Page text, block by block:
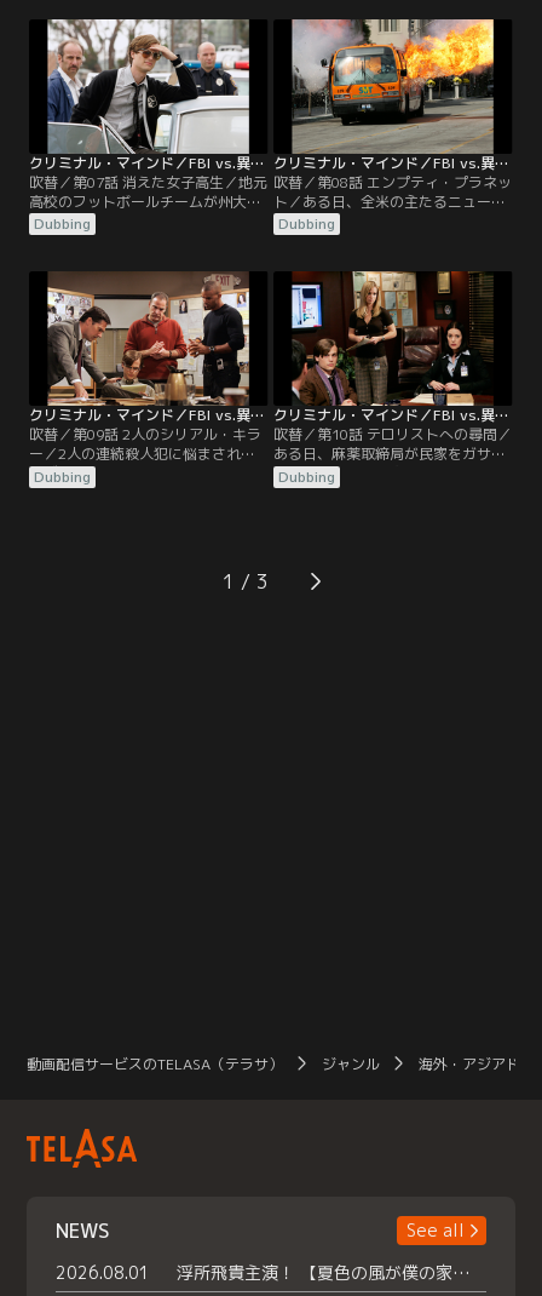
まるが、今度はターゲット層が30代
後半の女性になる。犯人が被害者の
留守番電話にメッセージを残してい
た。また、仕事に復帰後、エルの様
子がおかしいと気付いたリード
は…。
に命じ、その命令に憤慨するエル。
翌朝エルは…。そんな折、テキサス
州の平和な町で、子供ばかりを狙っ
た連続殺人事件が勃発する。FBIは当
面の安全対策のため、バディシステ
ムを推奨するが……。
クリミナル・マインド／FBI vs.異常犯罪 シーズン2 第07話／吹替
吹替／第07話 消えた女子高生／地元
高校のフットボールチームが州大会
の決勝戦に出場することになり、町
を挙げての応援で盛り上がる。決勝
少女が行方不明に。しかし応援に熱
心で、それどころではない地元関係
者。残された留守電から母親が誘拐
を疑うが、うつ病であることを理由
に周囲から相手にされず、BAUにコ
ンタクトを取ってきた…。
Dubbing
クリミナル・マインド／FBI vs.異常犯罪 シーズン2 第08話／吹替
吹替／第08話 エンプティ・プラネッ
ト／ある日、全米の主たるニュー
ス・ネットワークに同一内容の脅迫
電話がかけられる。内容は「すべて
というものだった。予告後まもなく
シアトルで、ローカルバスが爆破さ
れる。マスコミの情報を操作する
JJ。また、リードは犯人がかけてき
た電話から、SF小説を模倣したもの
であると気付く…。
Dubbing
クリミナル・マインド／FBI vs.異常犯罪 シーズン2 第09話／吹替
吹替／第09話 2人のシリアル・キラ
ー／2人の連続殺人犯に悩まされる
ミズーリ州セントルイス。白昼堂々
と女性を連れ去り、レイプして森に
せる、「ミル・クリーク・キラー」
と話題にあがらない、「ホロウマ
Dubbing
クリミナル・マインド／FBI vs.異常犯罪 シーズン2 第10話／吹替
吹替／第10話 テロリストへの尋問／
ある日、麻薬取締局が民家をガサ入
れしたところ、生物兵器の冬眠テロ
リストの潜伏場所であることが発覚
リードと語学堪能なプレンティスが
ギデオンに同行し、彼への尋問を始
Dubbing
1
動画配信サービスのTELASA（テラサ） ジャンル 海外・アジアドラ
NEWS
See all
2026.08.01
浮所飛貴主演！ 【夏色の風が僕の家にやってきた】 本日よりテラサで独占配信スタート！